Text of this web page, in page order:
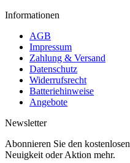
Informationen
AGB
Impressum
Zahlung & Versand
Datenschutz
Widerrufsrecht
Batteriehinweise
Angebote
Newsletter
Abonnieren Sie den
Neuigkeit oder Aktion mehr.